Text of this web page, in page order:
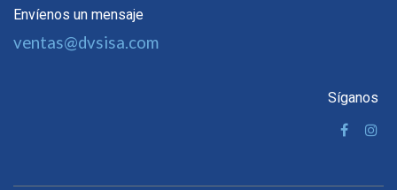
Envíenos un mensaje
ventas@dvsisa.com
Síganos